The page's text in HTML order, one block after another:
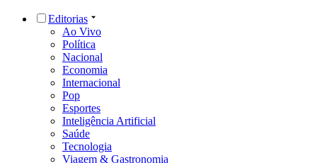
Editorias
Ao Vivo
Política
Nacional
Economia
Internacional
Pop
Esportes
Inteligência Artificial
Saúde
Tecnologia
Viagem & Gastronomia